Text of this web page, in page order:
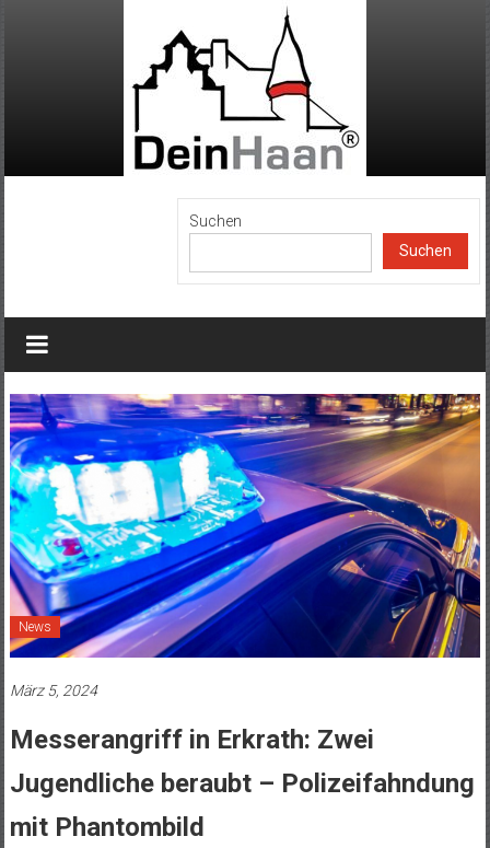
Suchen
Suchen
News
März 5, 2024
Messerangriff in Erkrath: Zwei
Jugendliche beraubt – Polizeifahndung
mit Phantombild